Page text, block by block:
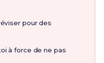
pour des
à force de ne pas